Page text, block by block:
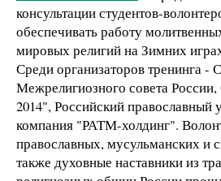
консультации студентов-
обеспечивать работу
мировых религий на Зимних
Среди организаторов тренинга -
Межрелигиозного совета
2014", Российский православный
компания "РАТМ-холдинг".
православных, мусульманских и
также духовные наставники из